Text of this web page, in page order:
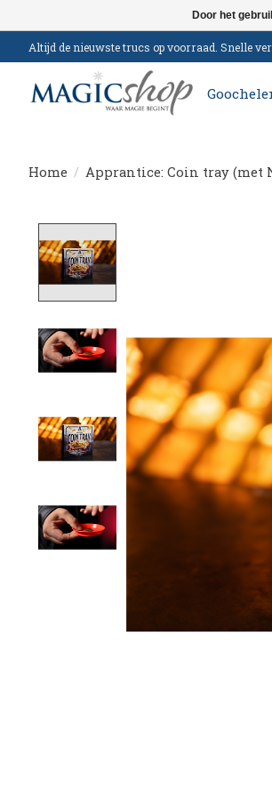
Altijd de nieuwste trucs op voorraad. Snelle
Home / Apprantice: Coin tray (met
Door het